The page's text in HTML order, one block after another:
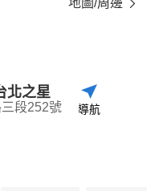
地圖/周邊
北之星
段252號 導航